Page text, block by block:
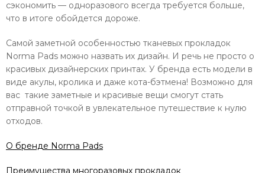
сэкономить — одноразового всегда требуется больше,
что в итоге обойдется дороже.
Самой заметной особенностью тканевых прокладок
Norma Pads можно назвать их дизайн. И речь не просто о
красивых дизайнерских принтах. У бренда есть модели в
виде акулы, кролика и даже кота-бэтмена! Возможно для
вас такие заметные и красивые вещи смогут стать
отправной точкой в увлекательное путешествие к нулю
отходов.
О бренде Norma Pads
Преимущества многоразовых прокладок